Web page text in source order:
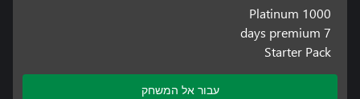
1000 Platinum
7 days premium
Starter Pack
עבור אל המשחק